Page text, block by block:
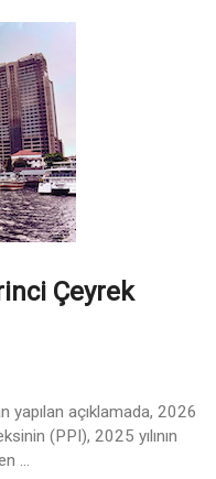
Çeyrek
açıklamada, 2026
(PPI), 2025 yılının
...